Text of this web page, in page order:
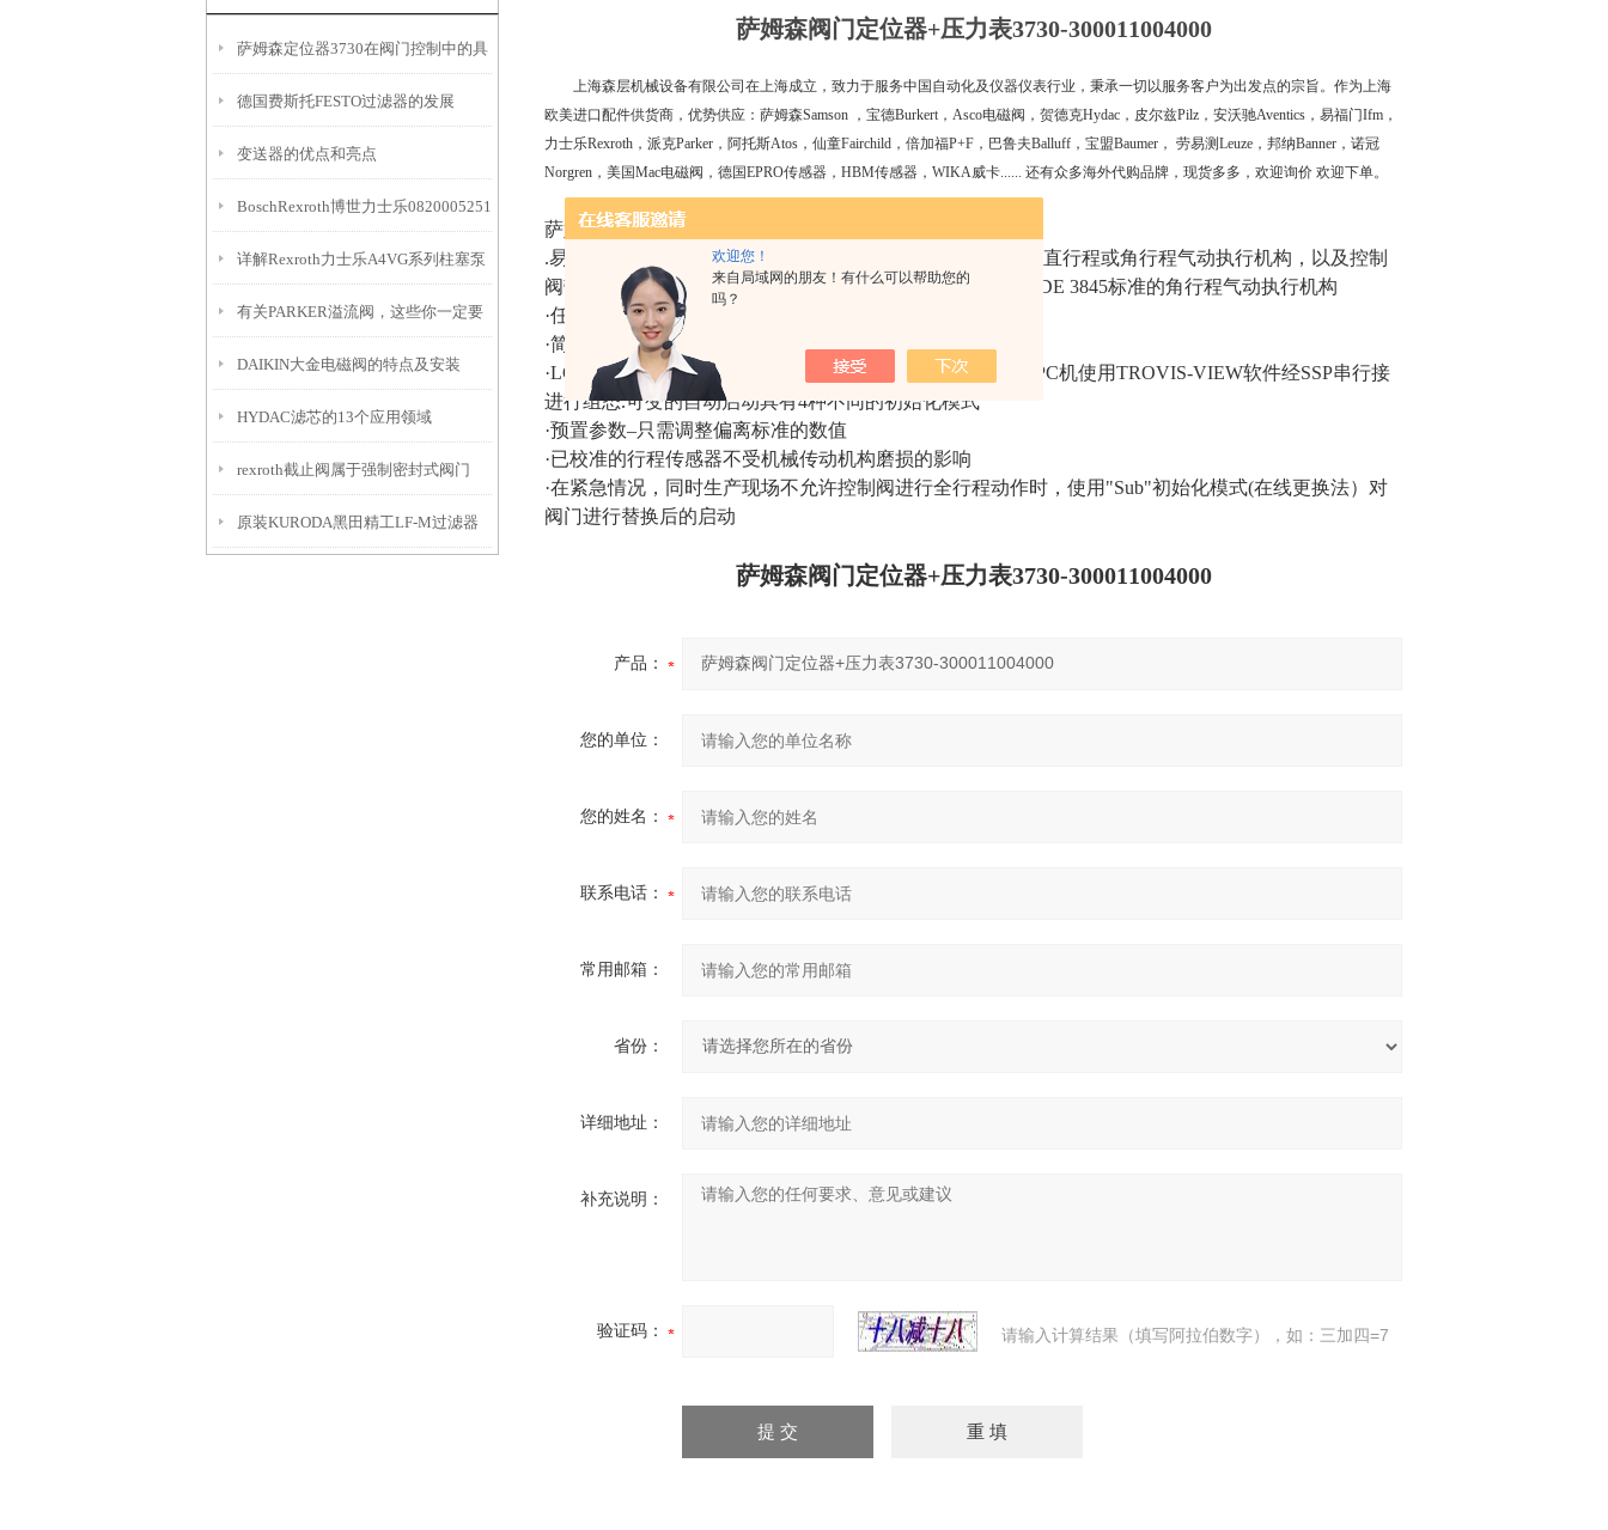
欢迎您！
来自局域网的朋友！有什么可以帮助您的
吗？
萨姆森定位器3730在阀门控制中的具
体应用有哪些？
德国费斯托FESTO过滤器的发展
变送器的优点和亮点
BoschRexroth博世力士乐0820005251
型号
详解Rexroth力士乐A4VG系列柱塞泵
EP控制原理
有关PARKER溢流阀，这些你一定要
知道
DAIKIN大金电磁阀的特点及安装
HYDAC滤芯的13个应用领域
rexroth截止阀属于强制密封式阀门
原装KURODA黑田精工LF-M过滤器
萨姆森阀门定位器+压力表3730-300011004000
上海森层机械设备有限公司在上海成立，致力于服务中国自动化及仪器仪表行业，秉承一切以服务客户为出发点的宗旨。作为上海
欧美进口配件供货商，优势供应：萨姆森Samson ，宝德Burkert，Asco电磁阀，贺德克Hydac，皮尔兹Pilz，安沃驰Aventics，易福门Ifm，
力士乐Rexroth，派克Parker，阿托斯Atos，仙童Fairchild，倍加福P+F，巴鲁夫Balluff，宝盟Baumer， 劳易测Leuze，邦纳Banner，诺冠
Norgren，美国Mac电磁阀，德国EPRO传感器，HBM传感器，WIKA威卡...... 还有众多海外代购品牌，现货多多，欢迎询价 欢迎下单。
萨姆森3730-3特点
.易于装配到带萨姆森直接集成安装连接口、NAMUR凸缘的直行程或角行程气动执行机构，以及控制
阀带符合IEC 60534-6-1标准的杆型支架上，或者符合VDI/VDE 3845标准的角行程气动执行机构
·任意的安装位詈
·简单的单旋钮按键，菜单调用操作
·LCD显示在任何安装位置可选择读数方向，便于读数.可由PC机使用TROVIS-VIEW软件经SSP串行接
进行组态.可变的自动启动具有4种不同的初始化模式
·预置参数–只需调整偏离标准的数值
·已校准的行程传感器不受机械传动机构磨损的影响
·在紧急情况，同时生产现场不允许控制阀进行全行程动作时，使用"Sub"初始化模式(在线更换法）对
阀门进行替换后的启动
萨姆森阀门定位器+压力表3730-300011004000
产品：
您的单位：
您的姓名：
联系电话：
常用邮箱：
省份：
详细地址：
补充说明：
验证码： 请输入计算结果（填写阿拉伯数字），如：三加四=7